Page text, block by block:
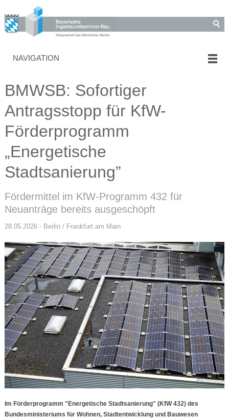
NAVIGATION
BMWSB: Sofortiger
Antragsstopp für KfW-
Förderprogramm
„Energetische
Stadtsanierung”
Fördermittel im KfW-Programm 432 für
Neuanträge bereits ausgeschöpft
28.05.2026 - Berlin / Frankfurt am Main
Im Förderprogramm "Energetische Stadtsanierung" (KfW 432) des
Bundesministeriums für Wohnen, Stadtentwicklung und Bauwesen